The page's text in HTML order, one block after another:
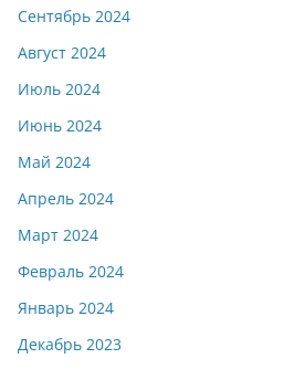
Сентябрь 2024
Август 2024
Июль 2024
Июнь 2024
Май 2024
Апрель 2024
Март 2024
Февраль 2024
Январь 2024
Декабрь 2023